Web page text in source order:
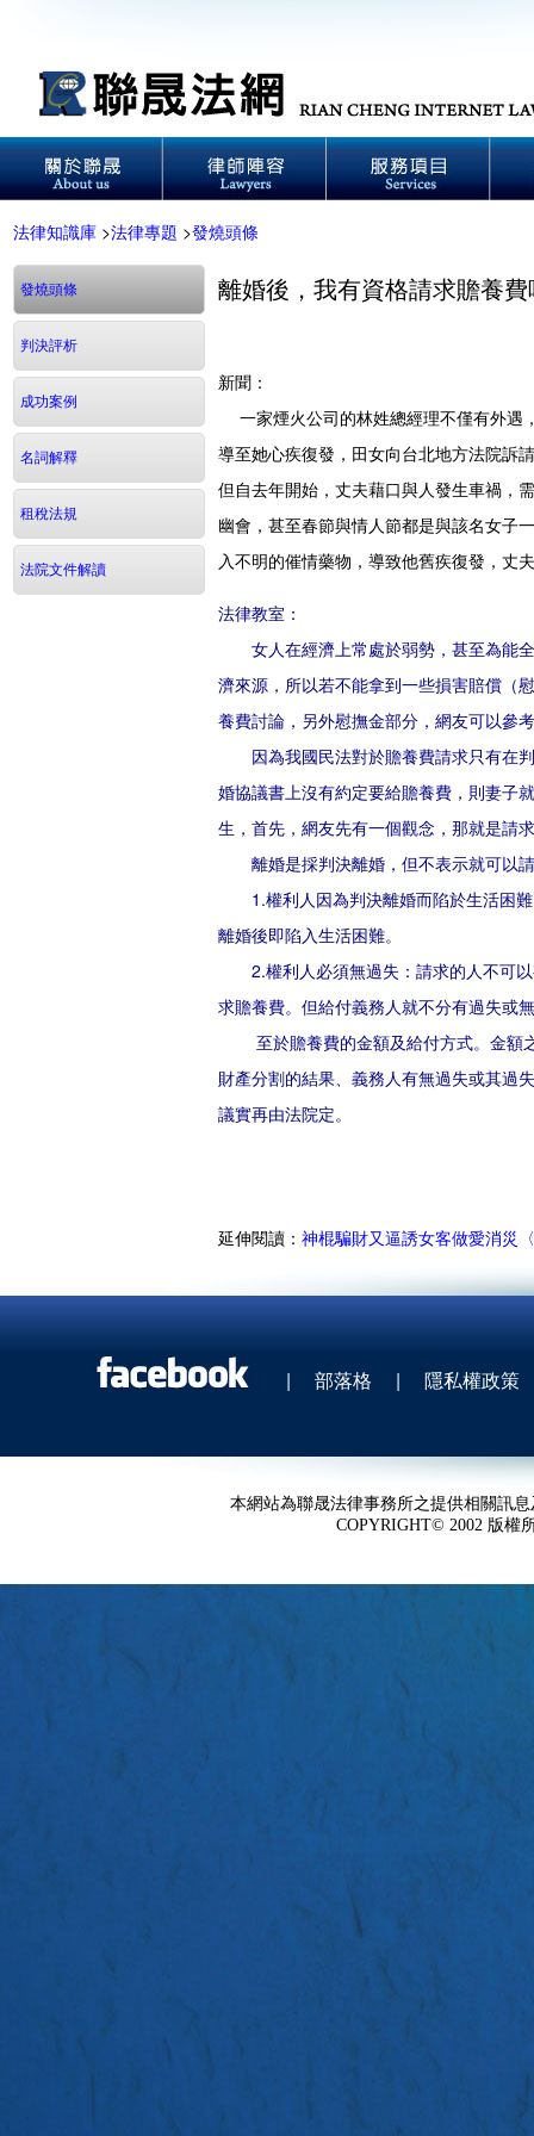
法律知識庫 >法律專題 >發燒頭條
發燒頭條
判決評析
成功案例
名詞解釋
租稅法規
法院文件解讀
離婚後，我有資格請求贍養
新聞：
一家煙火公司的林姓總經理不僅有外遇
導至她心疾復發，田女向台北地方法院訴
但自去年開始，丈夫藉口與人發生車禍，
幽會，甚至春節與情人節都是與該名女子
入不明的催情藥物，導致他舊疾復發，丈
法律教室：
女人在經濟上常處於弱勢，甚至為能全
濟來源，所以若不能拿到一些損害賠償（
養費討論，另外慰撫金部分，網友可以參
因為我國民法對於贍養費請求只有在判
婚協議書上沒有約定要給贍養費，則妻子
生，首先，網友先有一個觀念，那就是請
離婚是採判決離婚，但不表示就可以請
1.權利人因為判決離婚而陷於生活困難
離婚後即陷入生活困難。
2.權利人必須無過失：請求的人不可以
求贍養費。但給付義務人就不分有過失或
至於贍養費的金額及給付方式。金額之
財產分割的結果、義務人有無過失或其
議實再由法院定。
延伸閱讀： 神棍騙財又逼誘女客做愛消災
| 部落格 | 隱私權政策
本網站為聯晟法律事務所之提供相關訊
COPYRIGHT© 2002 版權